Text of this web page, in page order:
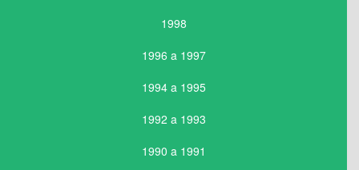
1998
1996 a 1997
1994 a 1995
1992 a 1993
1990 a 1991